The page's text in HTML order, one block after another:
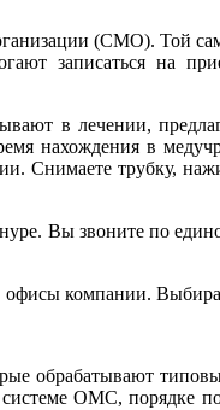
(СМО). Той
записаться на
в лечении,
нахождения в
трубку,
Вы звоните по
компании.
обрабатывают
ОМС, порядке